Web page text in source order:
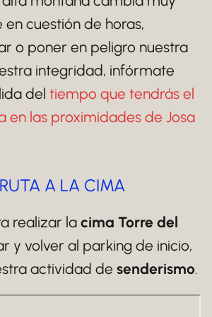
cuestión de horas,
o poner en peligro nuestra
integridad, infórmate
del tiempo que tendrás el
en las proximidades de Josa
A LA CIMA
realizar la cima Torre del
y volver al parking de inicio,
actividad de senderismo.